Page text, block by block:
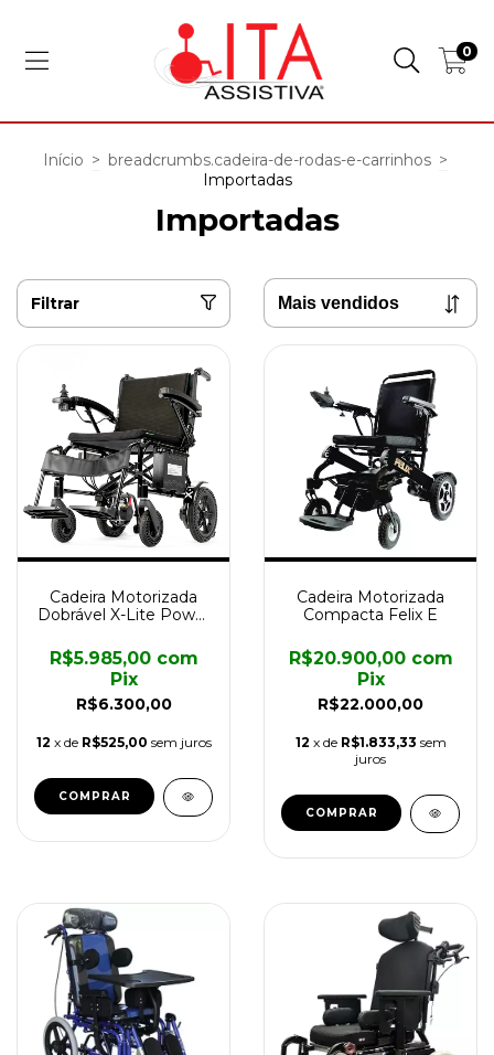
0
Início > breadcrumbs.cadeira-de-rodas-e-carrinhos >
Importadas
Importadas
Filtrar
Cadeira Motorizada
Dobrável X-Lite Power
R$6.300,00
R$5.985,00 com
Pix
12 x de R$525,00 sem juros
COMPRAR
Cadeira Motorizada
Compacta Felix E
R$22.000,00
R$20.900,00 com
Pix
12 x de R$1.833,33 sem
juros